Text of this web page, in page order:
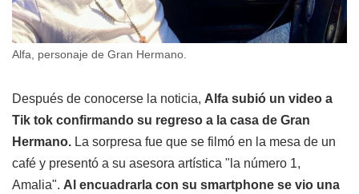
Alfa, personaje de Gran Hermano.
Después de conocerse la noticia, Alfa subió un video a
Tik tok confirmando su regreso a la casa de Gran
Hermano. La sorpresa fue que se filmó en la mesa de un
café y presentó a su asesora artística "la número 1,
Amalia". Al encuadrarla con su smartphone se vio una